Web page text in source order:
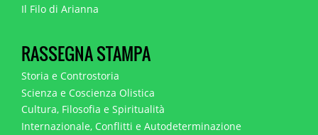
Il Filo di Arianna
RASSEGNA STAMPA
Storia e Controstoria
Scienza e Coscienza Olistica
Cultura, Filosofia e Spiritualità
Internazionale, Conflitti e Autodeterminazione